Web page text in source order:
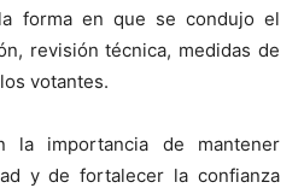
forma en que se condujo el
revisión técnica, medidas de
votantes.
la importancia de mantener
y de fortalecer la confianza